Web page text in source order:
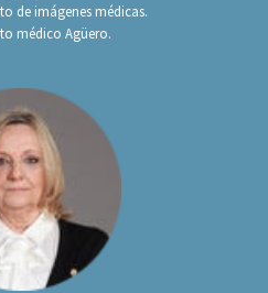
de imágenes médicas.
médico Agüero.